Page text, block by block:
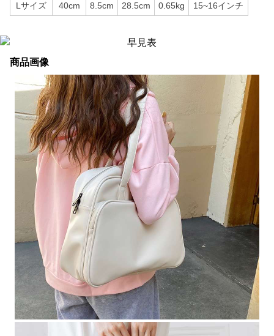
Lサイズ 40cm 8.5cm 28.5cm 0.65kg 15~16インチ
商品画像